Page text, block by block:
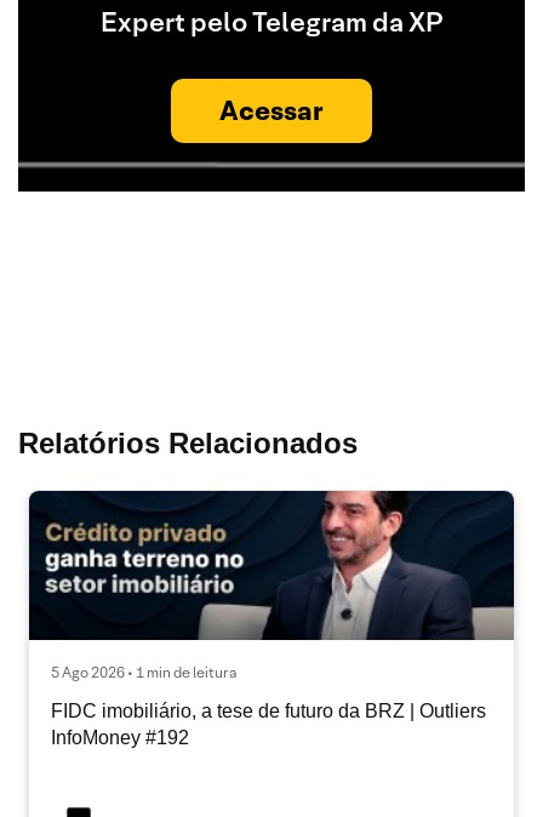
Expert pelo Telegram da XP
Acessar
Relatórios Relacionados
5 Ago 2026 • 1 min de leitura
FIDC imobiliário, a tese de futuro da BRZ | Outliers
InfoMoney #192